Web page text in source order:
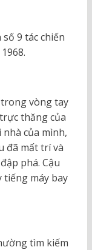
9 tác chiến
vòng tay
thăng của
của mình,
đã mất trí và
phá. Cậu
máy bay
tìm kiếm